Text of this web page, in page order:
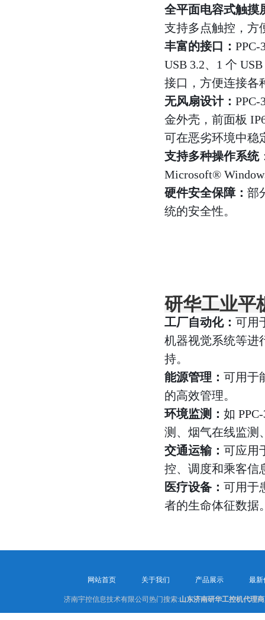
全平面电容式触摸
支持多点触控，方
丰富的接口： PPC-
USB 3.2、1 个
接口，方便连接各
无风扇设计：
金外壳，前面板
可在恶劣环境中稳
支持多种操作系统
Microsoft®
硬件安全保障： 部
统的安全性。
研华工业平
工厂自动化： 可用
机器视觉系统等进
持。
能源管理： 可用于
的高效管理。
环境监测： 如
测、烟气在线监测
交通运输： 可应用
控、调度和乘客信
医疗设备： 可用于
者的生命体征数据
网站首页 关于我们 产品展示 最新
济南宇控信息技术有限公司热门搜索:山东济南研华工控机代理